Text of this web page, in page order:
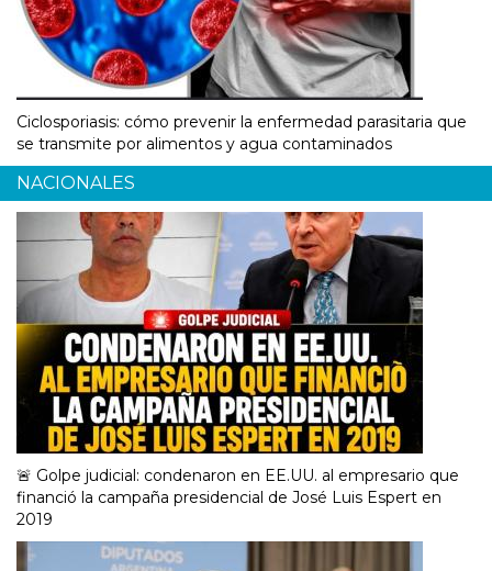
Ciclosporiasis: cómo prevenir la enfermedad parasitaria que
se transmite por alimentos y agua contaminados
NACIONALES
🚨 Golpe judicial: condenaron en EE.UU. al empresario que
financió la campaña presidencial de José Luis Espert en
2019